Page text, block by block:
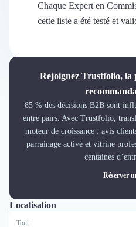
Découvrir le média
Teambuilding
Marque Employeur
Responsabilité Sociétale des
Marketplace de freelance
Coaching
Chaque Expert en
cette liste a été testé et
Rejoignez Trustfolio, la
85 % des décisions B2B sont
entre pairs. Avec Trustfolio,
moteur de croissance : avis
parrainage activé et vitrine
centaines
Réserver
Localisation
ToutParis